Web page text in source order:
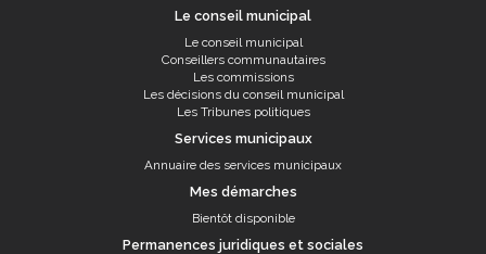
Le conseil municipal
Le conseil municipal
Conseillers communautaires
Les commissions
Les décisions du conseil municipal
Les Tribunes politiques
Services municipaux
Annuaire des services municipaux
Mes démarches
Bientôt disponible
Permanences juridiques et sociales